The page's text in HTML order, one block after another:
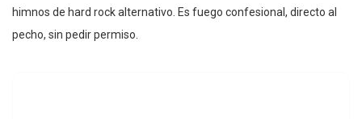
himnos de hard rock alternativo. Es fuego confesional, directo al
pecho, sin pedir permiso.